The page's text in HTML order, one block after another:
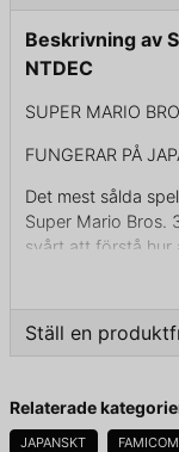
Beskrivning av
NTDEC
SUPER MARIO
FUNGERAR PÅ
Det mest sålda
Super Mario Bros.
svårt att förstå hur
Kartskärmen,
Det bästa
hängt med än
och det var i Super
Ställ en
Fråga oss
Relaterade
JAPANSKT